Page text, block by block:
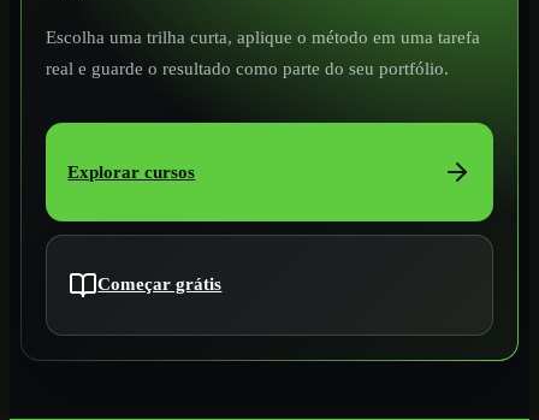
Escolha uma trilha curta, aplique o método em uma tarefa
real e guarde o resultado como parte do seu portfólio.
Explorar cursos
Começar grátis